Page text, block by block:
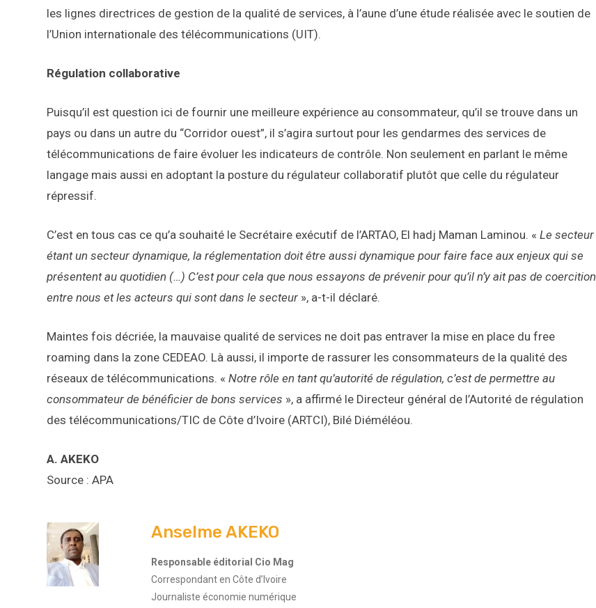
les lignes directrices de gestion de la qualité de services, à l’aune d’une étude réalisée avec le soutien de
l’Union internationale des télécommunications (UIT).
Régulation collaborative
Puisqu’il est question ici de fournir une meilleure expérience au consommateur, qu’il se trouve dans un
pays ou dans un autre du “Corridor ouest”, il s’agira surtout pour les gendarmes des services de
télécommunications de faire évoluer les indicateurs de contrôle. Non seulement en parlant le même
langage mais aussi en adoptant la posture du régulateur collaboratif plutôt que celle du régulateur
répressif.
C’est en tous cas ce qu’a souhaité le Secrétaire exécutif de l’ARTAO, El hadj Maman Laminou. « Le secteur
étant un secteur dynamique, la réglementation doit être aussi dynamique pour faire face aux enjeux qui se
présentent au quotidien (…) C’est pour cela que nous essayons de prévenir pour qu’il n’y ait pas de coercition
entre nous et les acteurs qui sont dans le secteur », a-t-il déclaré.
Maintes fois décriée, la mauvaise qualité de services ne doit pas entraver la mise en place du free
roaming dans la zone CEDEAO. Là aussi, il importe de rassurer les consommateurs de la qualité des
réseaux de télécommunications. « Notre rôle en tant qu’autorité de régulation, c’est de permettre au
consommateur de bénéficier de bons services », a affirmé le Directeur général de l’Autorité de régulation
des télécommunications/TIC de Côte d’Ivoire (ARTCI), Bilé Diéméléou.
A. AKEKO
Source : APA
Anselme AKEKO
Responsable éditorial Cio Mag
Correspondant en Côte d’Ivoire
Journaliste économie numérique